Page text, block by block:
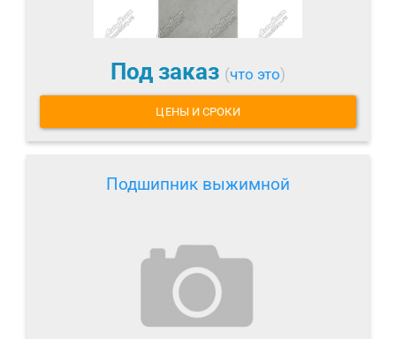
Под заказ (что это)
ЦЕНЫ И СРОКИ
Подшипник выжимной